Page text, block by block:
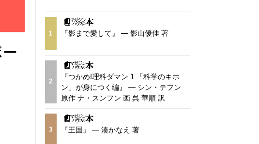
1 『影まで愛して』 — 影山優佳 著
2
『つかめ!理科ダマン 1 「科学のキホ
ン」が身につく編』 — シン・テフン
原作 ナ・スンフン 画 呉 華順 訳
3 『王国』 — 湊かなえ 著